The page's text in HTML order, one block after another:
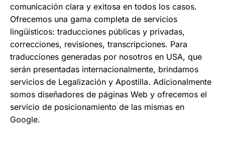
comunicación clara y exitosa en todos los casos.
Ofrecemos una gama completa de servicios
lingüísticos: traducciones públicas y privadas,
correcciones, revisiones, transcripciones. Para
traducciones generadas por nosotros en USA, que
serán presentadas internacionalmente, brindamos
servicios de Legalización y Apostilla. Adicionalmente
somos diseñadores de páginas Web y ofrecemos el
servicio de posicionamiento de las mismas en
Google.